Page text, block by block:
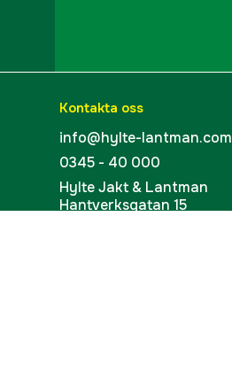
Kontakta oss
info@hylte-lantman.com
0345 - 40 000
Hylte Jakt & Lantman
Hantverksgatan 15